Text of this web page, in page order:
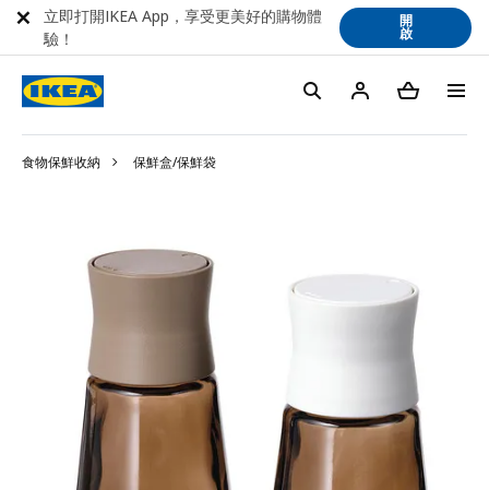
食物保鮮收納 保鮮盒/保鮮袋
立即打開IKEA App，享受更美好的購物體
驗！
開
啟